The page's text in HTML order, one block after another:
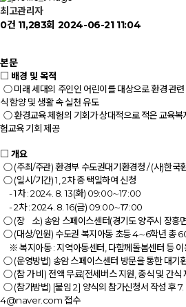
최고관리자
0건 11,283회 2024-06-21 11:04
본문
□ 배경 및 목적
○ 미래 세대의 주인인 어린이를 대상으로 환경 관련
식 함양 및 생활 속 실천 유도
○ 환경교육·체험의 기회가 상대적으로 적은 교육복
험교육 기회 제공
□ 개요
○ (주최/주관) 환경부 수도권대기환경청 / (사)한국
○ (일시/기간) 1, 2차 중 택일하여 신청
- 1차 : 2024. 8. 13(화) 09:00∼17:00
- 2차 : 2024. 8. 16(금) 09:00∼17:00
○ (장 소) 송암 스페이스센터(경기도 양주시 장흥
○ (대상/인원) 수도권 복지아동 초등 4∼6학년 총
※ 복지아동 : 지역아동센터, 다함께돌봄센터 등 이
○ (운영방법) 송암 스페이스센터 방문을 통한 대기
○ (참 가 비) 전액 무료(전세버스 지원, 중식 및 간식
○ (참가방법) [붙임 2] 양식의 참가신청서 작성 후
4@naver.com 접수